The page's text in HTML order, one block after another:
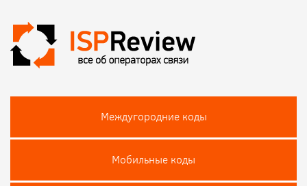
Междугородние коды
Мобильные коды